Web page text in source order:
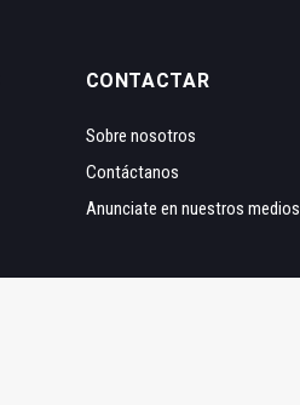
CONTACTAR
Sobre nosotros
Contáctanos
Anunciate en nuestros medios